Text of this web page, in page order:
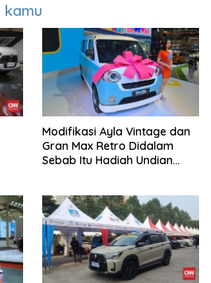
kamu
Modifikasi Ayla Vintage dan
Gran Max Retro Didalam
Sebab Itu Hadiah Undian